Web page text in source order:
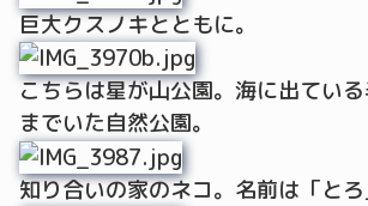
巨大クスノキとともに。
こちらは星が山公園。海に出てい
までいた自然公園。
知り合いの家のネコ。名前は「とろ